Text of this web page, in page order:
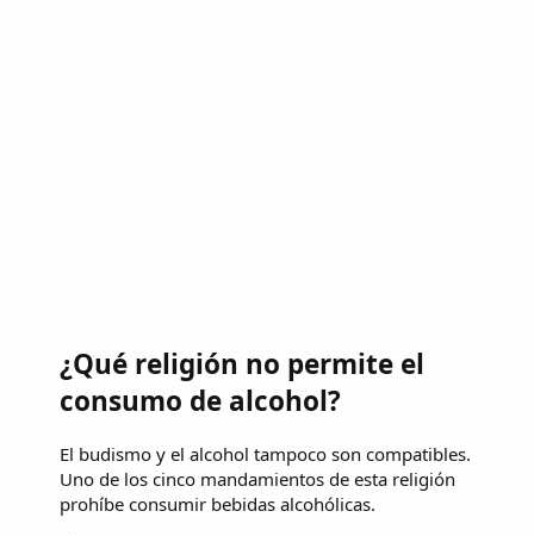
¿Qué religión no permite el
consumo de alcohol?
El budismo y el alcohol tampoco son compatibles.
Uno de los cinco mandamientos de esta religión
prohíbe consumir bebidas alcohólicas.